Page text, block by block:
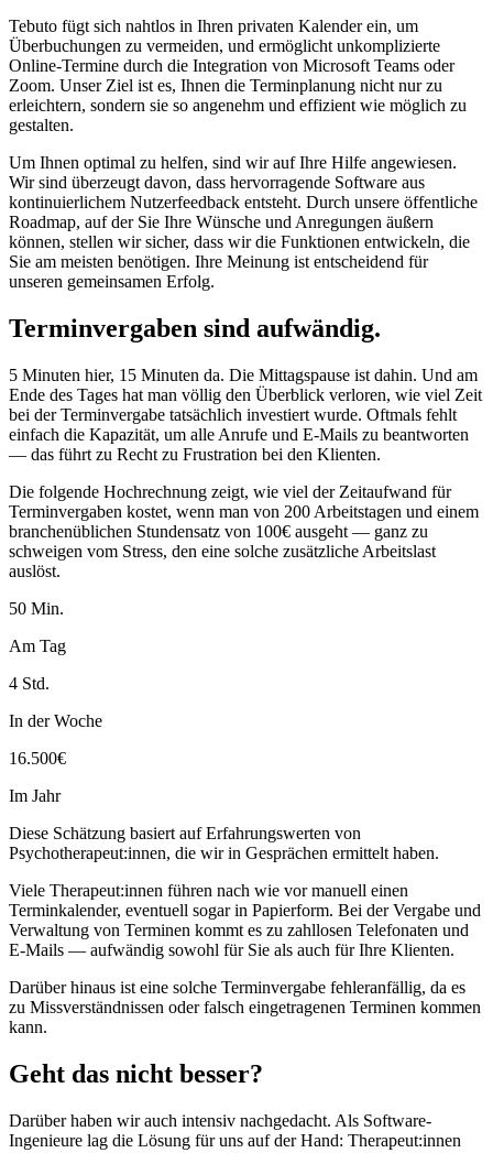
Tebuto fügt sich nahtlos in Ihren privaten Kalender ein, um
Überbuchungen zu vermeiden, und ermöglicht unkomplizierte
Online-Termine durch die Integration von Microsoft Teams oder
Zoom. Unser Ziel ist es, Ihnen die Terminplanung nicht nur zu
erleichtern, sondern sie so angenehm und effizient wie möglich zu
gestalten.
Um Ihnen optimal zu helfen, sind wir auf Ihre Hilfe angewiesen.
Wir sind überzeugt davon, dass hervorragende Software aus
kontinuierlichem Nutzerfeedback entsteht. Durch unsere öffentliche
Roadmap, auf der Sie Ihre Wünsche und Anregungen äußern
können, stellen wir sicher, dass wir die Funktionen entwickeln, die
Sie am meisten benötigen. Ihre Meinung ist entscheidend für
unseren gemeinsamen Erfolg.
Termin­vergaben sind aufwändig.
5 Minuten hier, 15 Minuten da. Die Mittagspause ist dahin. Und am
Ende des Tages hat man völlig den Überblick verloren, wie viel Zeit
bei der Terminvergabe tatsächlich investiert wurde. Oftmals fehlt
einfach die Kapazität, um alle Anrufe und E-Mails zu beantworten
— das führt zu Recht zu Frustration bei den Klienten.
Die folgende Hochrechnung zeigt, wie viel der Zeitaufwand für
Terminvergaben kostet, wenn man von 200 Arbeitstagen und einem
branchenüblichen Stundensatz von 100€ ausgeht — ganz zu
schweigen vom Stress, den eine solche zusätzliche Arbeitslast
auslöst.
50 Min.
Am Tag
4 Std.
In der Woche
16.500€
Im Jahr
Diese Schätzung basiert auf Erfahrungswerten von
Psychotherapeut:innen, die wir in Gesprächen ermittelt haben.
Viele Therapeut:innen führen nach wie vor manuell einen
Terminkalender, eventuell sogar in Papierform. Bei der Vergabe und
Verwaltung von Terminen kommt es zu zahllosen Telefonaten und
E-Mails — aufwändig sowohl für Sie als auch für Ihre Klienten.
Darüber hinaus ist eine solche Terminvergabe fehleranfällig, da es
zu Missverständnissen oder falsch eingetragenen Terminen kommen
kann.
Geht das nicht besser?
Darüber haben wir auch intensiv nachgedacht. Als Software-
Ingenieure lag die Lösung für uns auf der Hand: Therapeut:innen